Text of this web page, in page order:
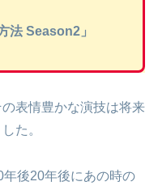
法 Season2」
表情豊かな演技は将来
た。
後20年後にあの時の